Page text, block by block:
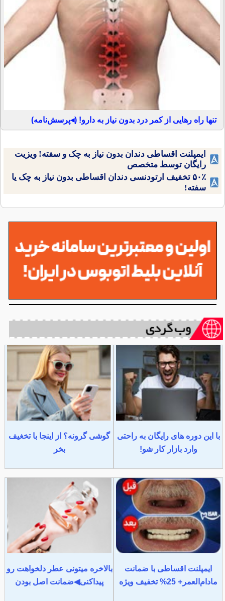
تنها راه رهایی از کمر درد بدون نیاز به دارو! (◂پرسش‌نامه)
ایمپلنت اقساطی دندان بدون نیاز به چک و سفته! ویزیت
رایگان توسط متخصص
۵۰٪ تخفیف ارتودنسی دندان اقساطی بدون نیاز به چک یا
سفته!
با این دوره های رایگان به راحتی
وارد بازار کار شو!
گوشی گرونه؟ از اینجا با تخغیف
بخر
ایمپلنت اقساطی با ضمانت
مادام‌العمر+ 25% تخفیف ویژه
بالاخره میتونی عطر دلخواهت رو
پیداکنی◀ضمانت اصل بودن